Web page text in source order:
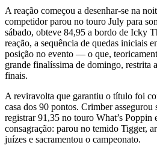
A reação começou a desenhar-se na
competidor parou no touro July para
sábado, obteve 84,95 a bordo de Icky
reação, a sequência de quedas iniciais
posição no evento — o que,
grande finalíssima de domingo, restrita
finais.
A reviravolta que garantiu o título foi
casa dos 90 pontos. Crimber
registrar 91,35 no touro What’s Poppin
consagração: parou no temido Tigger,
juízes e sacramentou o campeonato.